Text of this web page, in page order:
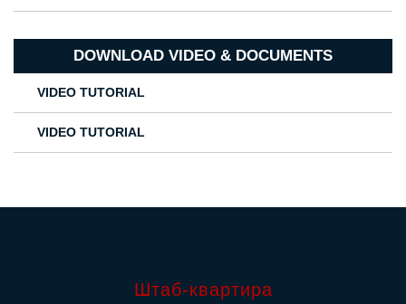
DOWNLOAD VIDEO & DOCUMENTS
VIDEO TUTORIAL
VIDEO TUTORIAL
Штаб-квартира